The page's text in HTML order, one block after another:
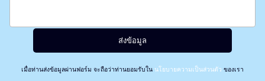
เมื่อท่านส่งข้อมูลผ่านฟอร์ม จะถือว่าท่านยอมรับใน นโยบายความเป็นส่วนตัว ของเรา